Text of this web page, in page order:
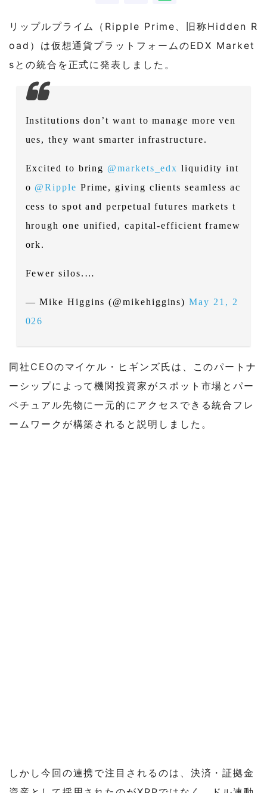
リップルプライム（Ripple Prime、旧称Hidden R
oad）は仮想通貨プラットフォームのEDX Market
sとの統合を正式に発表しました。
Institutions don’t want to manage more ven
ues, they want smarter infrastructure.
Excited to bring @markets_edx liquidity int
o @Ripple Prime, giving clients seamless ac
cess to spot and perpetual futures markets t
hrough one unified, capital-efficient framew
ork.
Fewer silos.…
— Mike Higgins (@mikehiggins)May 21, 2
026
同社CEOのマイケル・ヒギンズ氏は、このパートナ
ーシップによって機関投資家がスポット市場とパー
ペチュアル先物に一元的にアクセスできる統合フレ
ームワークが構築されると説明しました。
しかし今回の連携で注目されるのは、決済・証拠金